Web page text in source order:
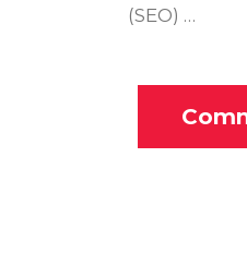
(SEO) …